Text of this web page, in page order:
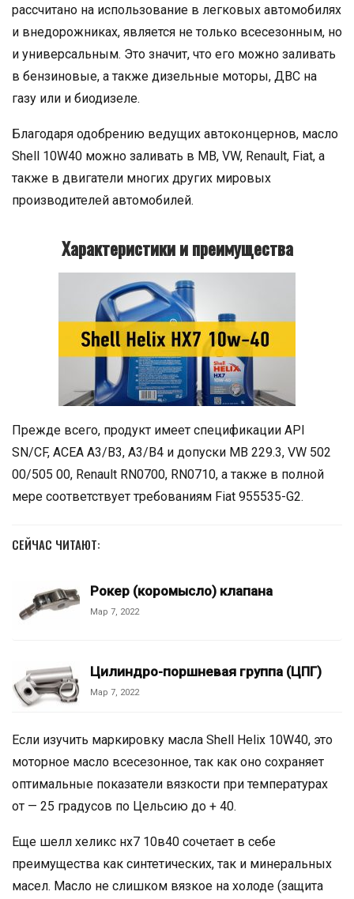
рассчитано на использование в легковых автомобилях
и внедорожниках, является не только всесезонным, но
и универсальным. Это значит, что его можно заливать
в бензиновые, а также дизельные моторы, ДВС на
газу или и биодизеле.
Благодаря одобрению ведущих автоконцернов, масло
Shell 10W40 можно заливать в MB, VW, Renault, Fiat, а
также в двигатели многих других мировых
производителей автомобилей.
Характеристики и преимущества
Прежде всего, продукт имеет спецификации API
SN/CF, ACEA A3/B3, A3/B4 и допуски MB 229.3, VW 502
00/505 00, Renault RN0700, RN0710, а также в полной
мере соответствует требованиям Fiat 955535-G2.
СЕЙЧАС ЧИТАЮТ:
Рокер (коромысло) клапана
Мар 7, 2022
Цилиндро-поршневая группа (ЦПГ)
Мар 7, 2022
Если изучить маркировку масла Shell Helix 10W40, это
моторное масло всесезонное, так как оно сохраняет
оптимальные показатели вязкости при температурах
от — 25 градусов по Цельсию до + 40.
Еще шелл хеликс нх7 10в40 сочетает в себе
преимущества как синтетических, так и минеральных
масел. Масло не слишком вязкое на холоде (защита